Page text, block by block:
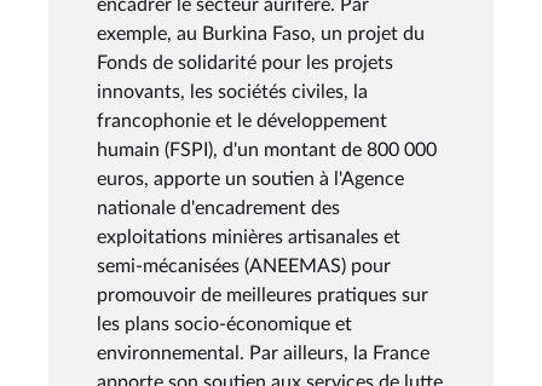
encadrer le secteur aurifère. Par
exemple, au Burkina Faso, un projet du
Fonds de solidarité pour les projets
innovants, les sociétés civiles, la
francophonie et le développement
humain (FSPI), d'un montant de 800 000
euros, apporte un soutien à l'Agence
nationale d'encadrement des
exploitations minières artisanales et
semi-mécanisées (ANEEMAS) pour
promouvoir de meilleures pratiques sur
les plans socio-économique et
environnemental. Par ailleurs, la France
apporte son soutien aux services de lutte